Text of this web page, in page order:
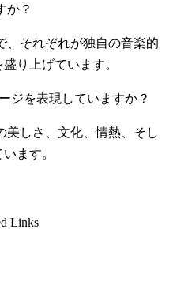
か？
、それぞれが独自の音楽的
り上げています。
ジを表現していますか？
美しさ、文化、情熱、そし
ます。
Links